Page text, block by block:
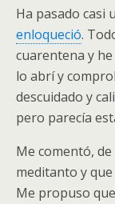
Ha pasado casi
enloqueció.
cuarentena y
lo abrí y
descuidado y
pero parecía
Me comentó,
meditanto y
Me propuso